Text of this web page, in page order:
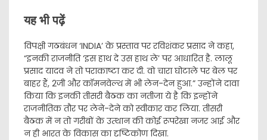
यह भी पढ़ें
विपक्षी गठबंधन ‘INDIA’ के प्रस्ताव पर रविशंकर प्रसाद ने कहा,
“इनकी राजनीति ‘इस हाथ दे उस हाथ ले’ पर आधारित है. लालू
प्रसाद यादव ने तो पराकाष्टा कर दी. वो चारा घोटाले पर बेल पर
बाहर हैं, 2जी और कॉमनवेल्थ में भी लेन-देन हुआ.” उन्होंने दावा
किया कि इनकी तीसरी बैठक का नतीजा ये है कि इन्होंने
राजनीतिक तौर पर लेने-देने को स्वीकार कर लिया. तीसरी
बैठक में न तो गरीबों के उत्थान की कोई रूपरेखा नजर आई और
न ही भारत के विकास का दृष्टिकोण दिखा.